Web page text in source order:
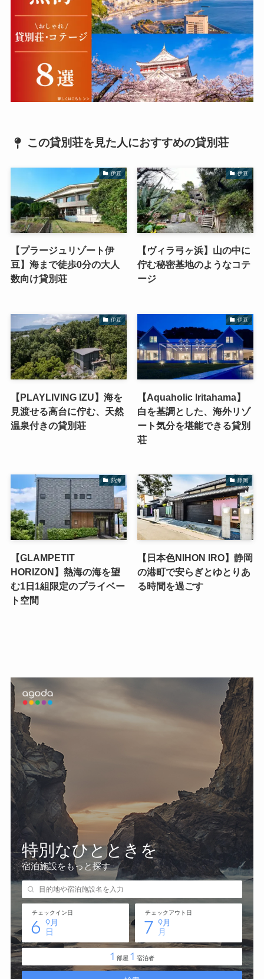
この貸別荘を見た人におすすめの貸別荘
伊豆
【プラージュリゾート伊
豆】海まで徒歩0分の大人
数向け貸別荘
伊豆
【ヴィラ弓ヶ浜】山の中に
佇む秘密基地のようなコテ
ージ
伊豆
【PLAYLIVING IZU】海を
見渡せる高台に佇む、天然
温泉付きの貸別荘
伊豆
【Aquaholic Iritahama】
白を基調とした、海外リゾ
ート気分を堪能できる貸別
荘
熱海
【GLAMPETIT
HORIZON】熱海の海を望
む1日1組限定のプライベー
ト空間
静岡
【日本色NIHON IRO】静岡
の港町で安らぎとゆとりあ
る時間を過ごす